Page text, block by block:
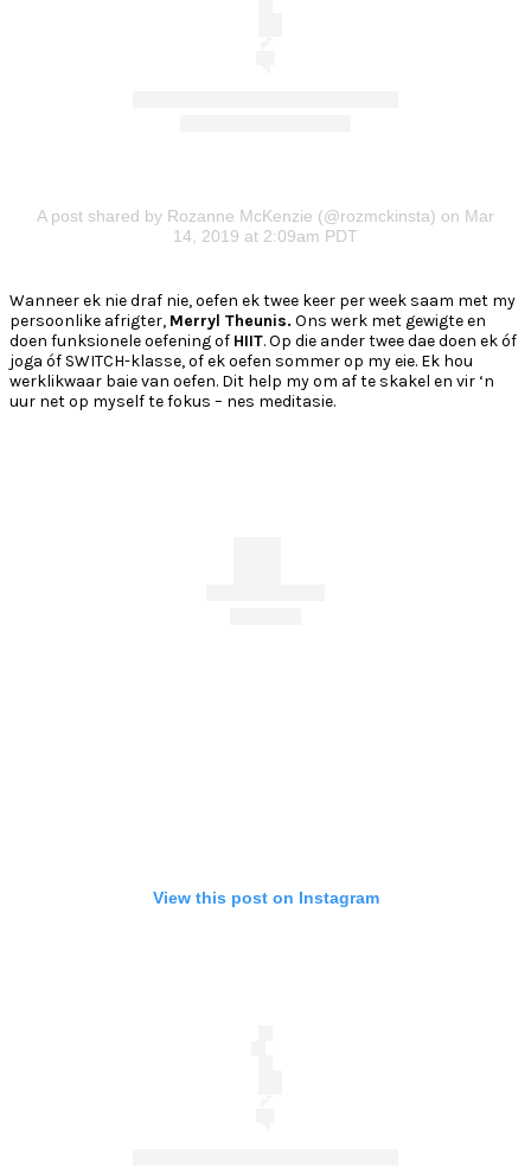
A post shared by Rozanne McKenzie (@rozmckinsta) on Mar
14, 2019 at 2:09am PDT
Wanneer ek nie draf nie, oefen ek twee keer per week saam met my
persoonlike afrigter, Merryl Theunis. Ons werk met gewigte en
doen funksionele oefening of HIIT. Op die ander twee dae doen ek óf
joga óf SWITCH-klasse, of ek oefen sommer op my eie. Ek hou
werklikwaar baie van oefen. Dit help my om af te skakel en vir ‘n
uur net op myself te fokus – nes meditasie.
View this post on Instagram